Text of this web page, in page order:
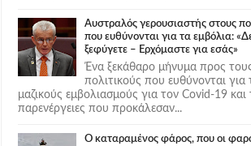
Αυστραλός γερουσιαστής στους
που ευθύνονται για τα εμβόλια:
ξεφύγετε – Ερχόμαστε για εσάς»
Ένα ξεκάθαρο μήνυμα προς
πολιτικούς που ευθύνονται για
μαζικούς εμβολιασμούς για τον Covid-19 και
παρενέργειες που προκάλεσαν...
Ο καταραμένος φάρος, που οι